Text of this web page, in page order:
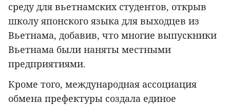
среду для вьетнамских студентов, открыв
школу японского языка для выходцев из
Вьетнама, добавив, что многие выпускники
Вьетнама были наняты местными
предприятиями.
Кроме того, международная ассоциация
обмена префектуры создала единое